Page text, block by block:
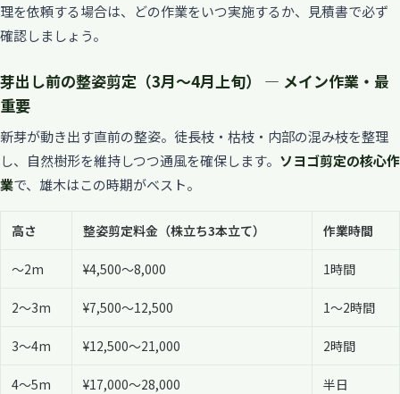
理を依頼する場合は、どの作業をいつ実施するか、見積書で必ず
確認しましょう。
芽出し前の整姿剪定（3月〜4月上旬） — メイン作業・最
重要
新芽が動き出す直前の整姿。徒長枝・枯枝・内部の混み枝を整理
し、自然樹形を維持しつつ通風を確保します。 ソヨゴ剪定の核心作
業で、雄木はこの時期がベスト。
高さ 整姿剪定料金（株立ち3本立て） 作業時間
〜2m ¥4,500〜8,000 1時間
2〜3m ¥7,500〜12,500 1〜2時間
3〜4m ¥12,500〜21,000 2時間
4〜5m ¥17,000〜28,000 半日